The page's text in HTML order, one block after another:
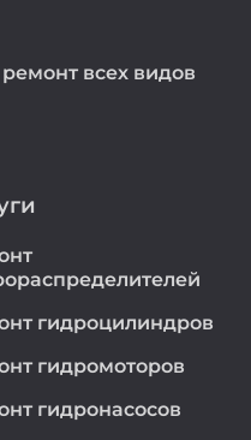
всех видов
гидроцилиндров
гидромоторов
гидронасосов